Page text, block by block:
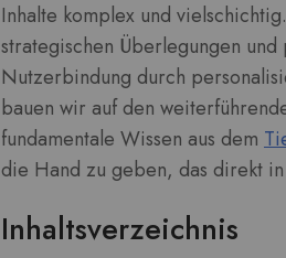
Inhalte komplex und
strategischen Überlegungen
Nutzerbindung durch
bauen wir auf den
fundamentale Wissen aus dem
die Hand zu geben, das direkt
Inhaltsverzeichnis